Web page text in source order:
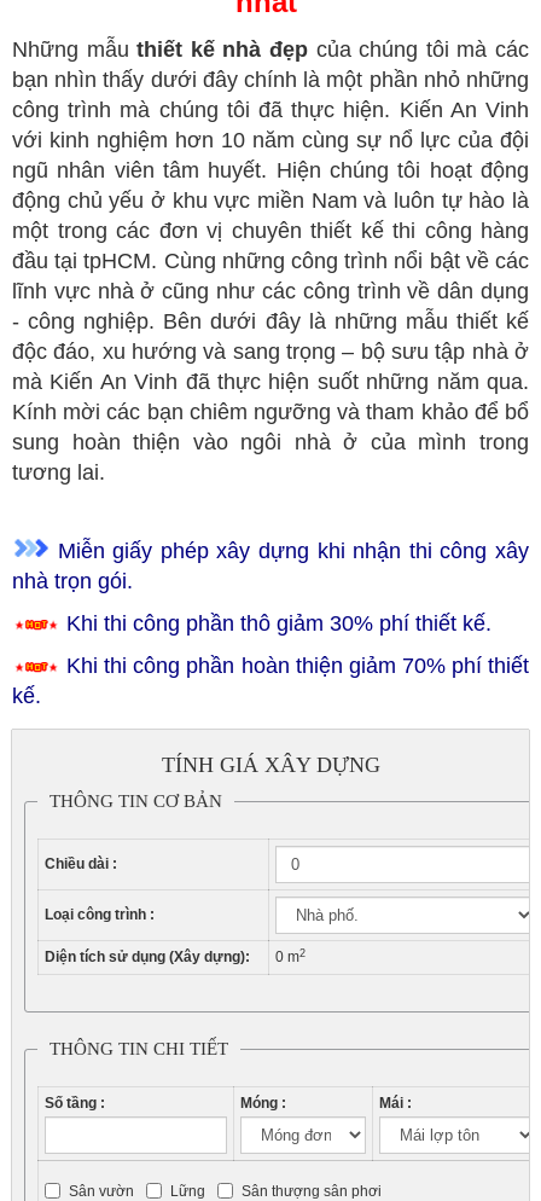
Những mẫuthiết kế nhà đẹp của chúng tôi mà các
bạn nhìn thấy dưới đây chính là một phần nhỏ những
công trình mà chúng tôi đã thực hiện. Kiến An Vinh
với kinh nghiệm hơn 10 năm cùng sự nổ lực của đội
ngũ nhân viên tâm huyết. Hiện chúng tôi hoạt động
động chủ yếu ở khu vực miền Nam và luôn tự hào là
một trong các đơn vị chuyên thiết kế thi công hàng
đầu tại tpHCM. Cùng những công trình nổi bật về các
lĩnh vực nhà ở cũng như các công trình về dân dụng
- công nghiệp. Bên dưới đây là những mẫu thiết kế
độc đáo, xu hướng và sang trọng – bộ sưu tập nhà ở
mà Kiến An Vinh đã thực hiện suốt những năm qua.
Kính mời các bạn chiêm ngưỡng và tham khảo để bổ
sung hoàn thiện vào ngôi nhà ở của mình trong
tương lai.
Miễn giấy phép xây dựng khi nhận thi công xây
nhà trọn gói.
Khi thi công phần thô giảm 30% phí thiết kế.
Khi thi công phần hoàn thiện giảm 70% phí thiết
kế.
TÍNH GIÁ XÂY DỰNG
THÔNG TIN CƠ BẢN
Chiều dài :
Loại công trình :
Diện tích sử dụng (Xây dựng): 0 m2
THÔNG TIN CHI TIẾT
Số tầng : Móng : Mái :
Sân vườn Lững Sân thượng sân phơi